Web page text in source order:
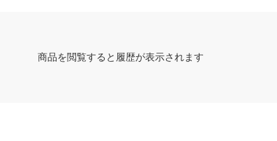
商品を閲覧すると履歴が表示されます